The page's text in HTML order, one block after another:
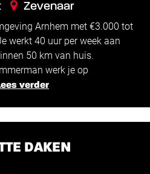
Zevenaar
Arnhem met €3.000 tot
werkt 40 uur per week aan
50 km van huis.
werk je op
verder
DAKEN